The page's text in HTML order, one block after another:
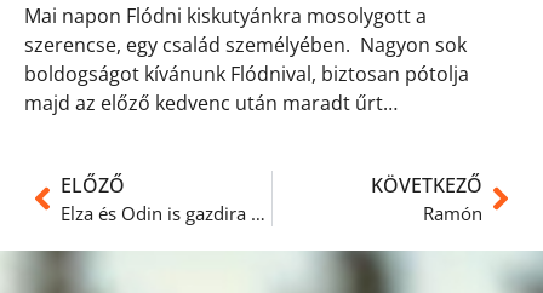
Mai napon Flódni kiskutyánkra mosolygott a
szerencse, egy család személyében. Nagyon sok
boldogságot kívánunk Flódnival, biztosan pótolja
majd az előző kedvenc után maradt űrt…
ELŐZŐ
Elza és Odin is gazdira találtak
KÖVETKEZŐ
Ramón